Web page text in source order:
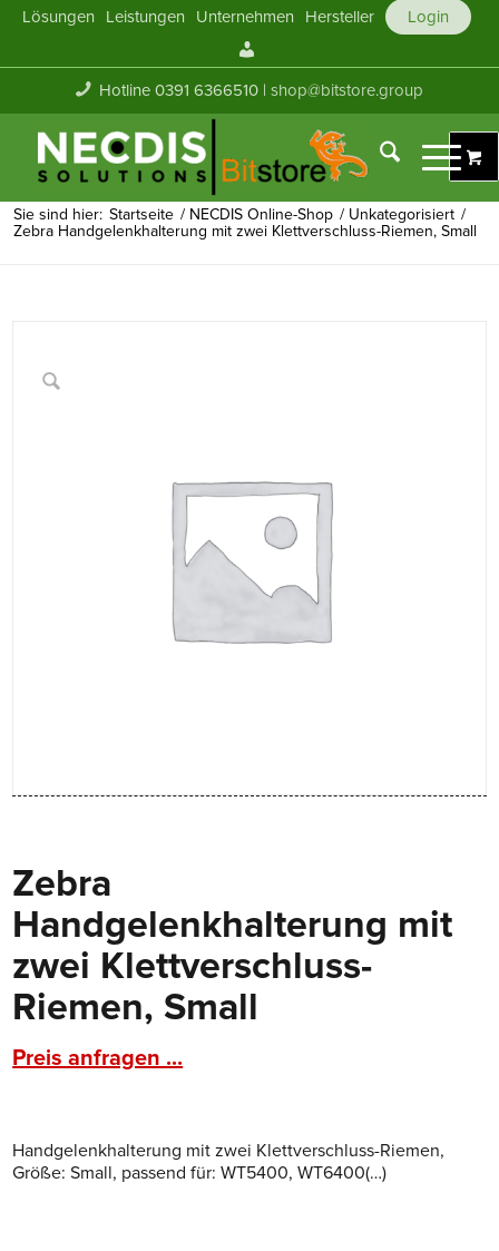
Lösungen Leistungen Unternehmen Hersteller
Login
Konto
Hotline 0391 6366510 |shop@bitstore.group
Sie sind hier: Startseite / NECDIS Online-Shop / Unkategorisiert /
Zebra Handgelenkhalterung mit zwei Klettverschluss-Riemen, Small
Zebra
Handgelenkhalterung mit
zwei Klettverschluss-
Riemen, Small
Preis anfragen ...
Handgelenkhalterung mit zwei Klettverschluss-Riemen,
Größe: Small, passend für: WT5400, WT6400(…)